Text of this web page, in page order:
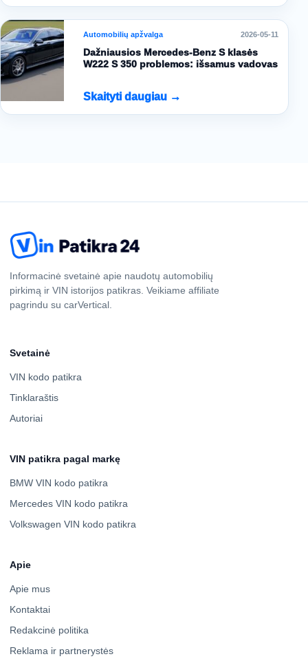
Automobilių apžvalga 2026-05-11
Dažniausios Mercedes-Benz S klasės
W222 S 350 problemos: išsamus vadovas
Skaityti daugiau →
Informacinė svetainė apie naudotų automobilių
pirkimą ir VIN istorijos patikras. Veikiame affiliate
pagrindu su carVertical.
Svetainė
VIN kodo patikra
Tinklaraštis
Autoriai
VIN patikra pagal markę
BMW VIN kodo patikra
Mercedes VIN kodo patikra
Volkswagen VIN kodo patikra
Apie
Apie mus
Kontaktai
Redakcinė politika
Reklama ir partnerystės